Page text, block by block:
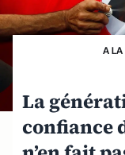
A LA
La
confiance